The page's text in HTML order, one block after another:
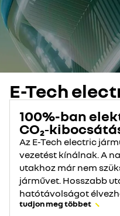
E-Tech
100%-ban
Az E-Tech electric
vezetést kínálnak. A
utakhoz már nem
járművet. Hosszabb
hatótávolságot
tudjon meg többet